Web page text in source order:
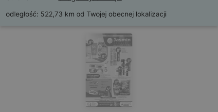
odległość: 522,73 km od Twojej obecnej lokalizacji